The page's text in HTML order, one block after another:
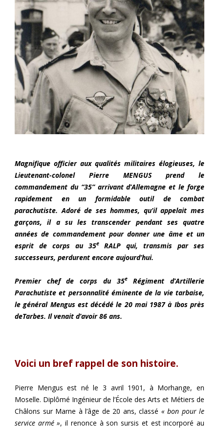
Magnifique officier aux qualités militaires élogieuses, le
Lieutenant-colonel Pierre MENGUS prend le
commandement du “35” arrivant d’Allemagne et le forge
rapidement en un formidable outil de combat
parachutiste. Adoré de ses hommes, qu’il appelait mes
garçons, il a su les transcender pendant ses quatre
années de commandement pour donner une âme et un
esprit de corps au 35eRALP qui, transmis par ses
successeurs, perdurent encore aujourd’hui.
Premier chef de corps du 35eRégiment d’Artillerie
Parachutiste et personnalité éminente de la vie tarbaise,
le général Mengus est décédé le 20 mai 1987 à Ibos près
deTarbes. Il venait d’avoir 86 ans.
Voici un bref rappel de son histoire.
Pierre Mengus est né le 3 avril 1901, à Morhange, en
Moselle. Diplômé Ingénieur de l’École des Arts et Métiers de
Châlons sur Marne à l’âge de 20 ans, classé « bon pour le
service armé », il renonce à son sursis et est incorporé au